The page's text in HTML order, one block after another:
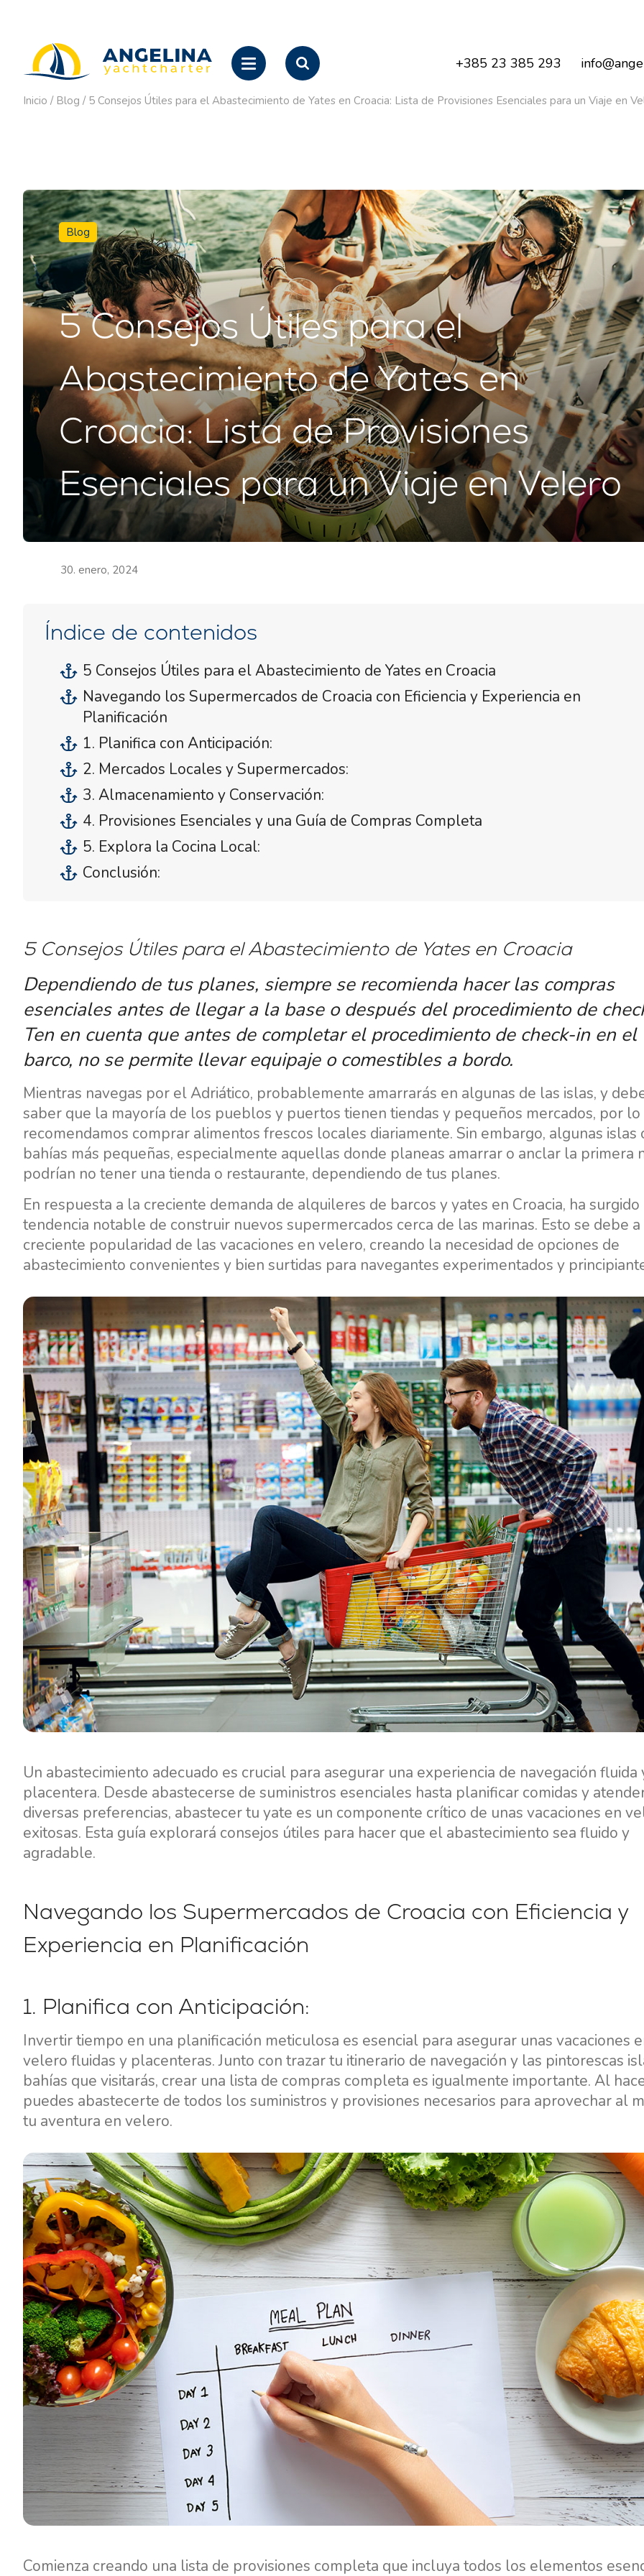
+385 23 385 293
Inicio / Blog / 5 Consejos Útiles para el Abastecimiento de Yates en Croacia: Lista de Provisiones Esenciales para un Viaje en
Blog
5 Consejos Útiles para el
Abastecimiento de Yates en
Croacia: Lista de Provisiones
Esenciales para un Viaje en Velero
30. enero, 2024
Índice de contenidos
5 Consejos Útiles para el Abastecimiento de Yates en Croacia
Navegando los Supermercados de Croacia con Eficiencia y Experiencia en
Planificación
1. Planifica con Anticipación:
2. Mercados Locales y Supermercados:
3. Almacenamiento y Conservación:
4. Provisiones Esenciales y una Guía de Compras Completa
5. Explora la Cocina Local:
Conclusión:
5 Consejos Útiles para el Abastecimiento de Yates en Croacia
Dependiendo de tus planes, siempre se recomienda hacer las compras
esenciales antes de llegar a la base o después del procedimiento de
Ten en cuenta que antes de completar el procedimiento de check-in en el
barco, no se permite llevar equipaje o comestibles a bordo.
Mientras navegas por el Adriático, probablemente amarrarás en algunas de las islas, y
saber que la mayoría de los pueblos y puertos tienen tiendas y pequeños mercados, por lo
recomendamos comprar alimentos frescos locales diariamente. Sin embargo, algunas islas
bahías más pequeñas, especialmente aquellas donde planeas amarrar o anclar la primera
podrían no tener una tienda o restaurante, dependiendo de tus planes.
En respuesta a la creciente demanda de alquileres de barcos y yates en Croacia, ha surgido
tendencia notable de construir nuevos supermercados cerca de las marinas. Esto se debe a
creciente popularidad de las vacaciones en velero, creando la necesidad de opciones de
abastecimiento convenientes y bien surtidas para navegantes experimentados y
Un abastecimiento adecuado es crucial para asegurar una experiencia de navegación fluida
placentera. Desde abastecerse de suministros esenciales hasta planificar comidas y
diversas preferencias, abastecer tu yate es un componente crítico de unas vacaciones en
exitosas. Esta guía explorará consejos útiles para hacer que el abastecimiento sea fluido y
agradable.
Navegando los Supermercados de Croacia con Eficiencia y
Experiencia en Planificación
1. Planifica con Anticipación:
Invertir tiempo en una planificación meticulosa es esencial para asegurar unas vacaciones
velero fluidas y placenteras. Junto con trazar tu itinerario de navegación y las pintorescas
bahías que visitarás, crear una lista de compras completa es igualmente importante. Al
puedes abastecerte de todos los suministros y provisiones necesarios para aprovechar al
tu aventura en velero.
Comienza creando una lista de provisiones completa que incluya todos los elementos
Contacto
Noticias / Blog
Sobre nosotros
Socios
Preguntas Frecuentes
Nuestra Flota
Barcos de Vela
Barcos a Motor
Catamaranes
Catamaranes a Motor
Yates a motor
Servicios
Alquiler de Yates sin
Tripulación
Alquiler de Yates con
Patrón
Alquiler de Yates de Lujo
con Tripulación
Alquiler de Yates en
Flotilla
Valovie - Asistente de
Navegación Remota
Alquiler de catamaranes
Bali
Destinos
Región de Navegación de
Zadar
Biograd na Moru
Región de Navegación de
Šibenik
Vodice
Rogoznica
Región de Navegación de
Split
Trogir
Región de Navegación de
Dubrovnik
Región de Navegación de
Región de Navegación de
Kvarner